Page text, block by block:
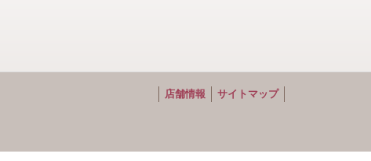
店舗情報 サイトマップ